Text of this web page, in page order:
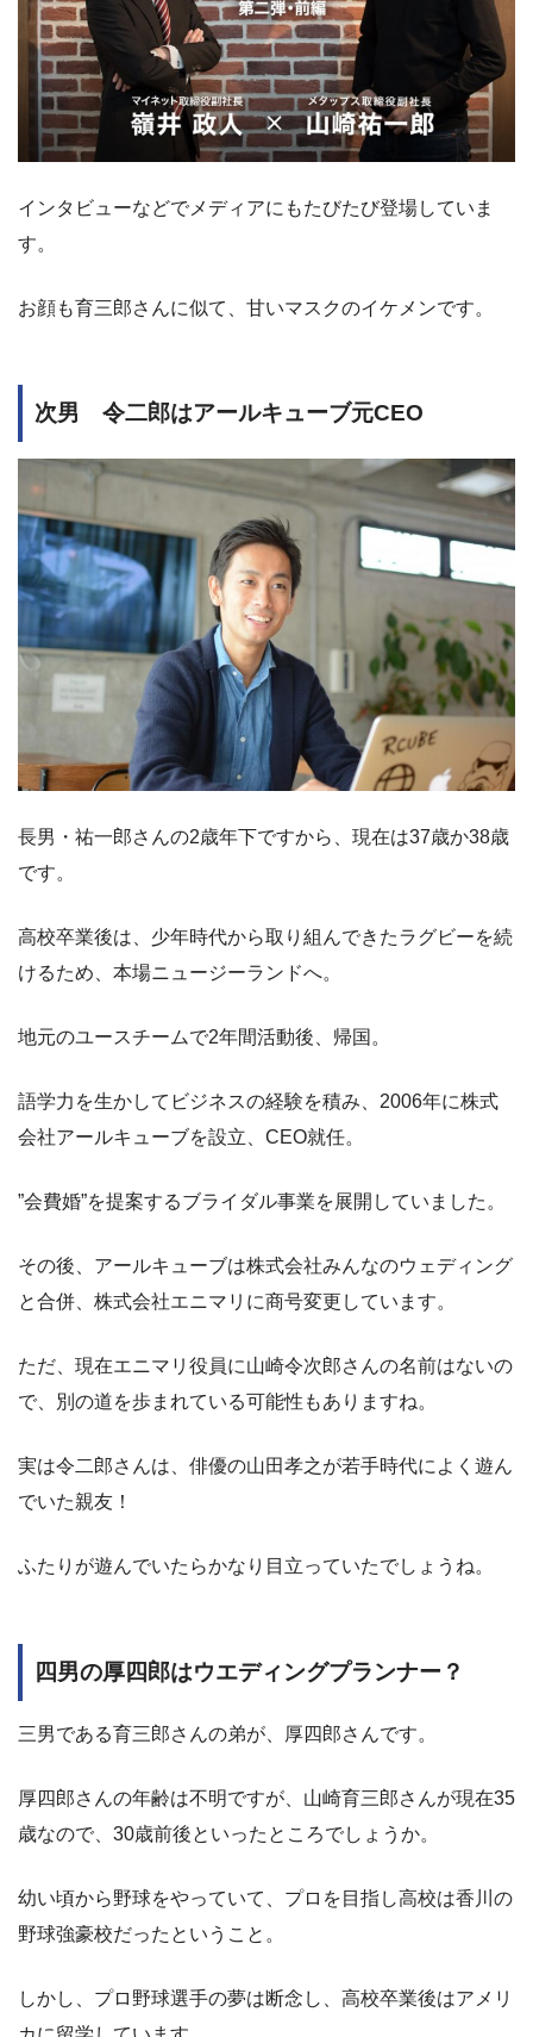
インタビューなどでメディアにもたびたび登場していま
す。
お顔も育三郎さんに似て、甘いマスクのイケメンです。
次男 令二郎はアールキューブ元CEO
長男・祐一郎さんの2歳年下ですから、現在は37歳か38歳
です。
高校卒業後は、少年時代から取り組んできたラグビーを続
けるため、本場ニュージーランドへ。
地元のユースチームで2年間活動後、帰国。
語学力を生かしてビジネスの経験を積み、2006年に株式
会社アールキューブを設立、CEO就任。
”会費婚”を提案するブライダル事業を展開していました。
その後、アールキューブは株式会社みんなのウェディング
と合併、株式会社エニマリに商号変更しています。
ただ、現在エニマリ役員に山崎令次郎さんの名前はないの
で、別の道を歩まれている可能性もありますね。
実は令二郎さんは、俳優の山田孝之が若手時代によく遊ん
でいた親友！
ふたりが遊んでいたらかなり目立っていたでしょうね。
四男の厚四郎はウエディングプランナー？
三男である育三郎さんの弟が、厚四郎さんです。
厚四郎さんの年齢は不明ですが、山崎育三郎さんが現在35
歳なので、30歳前後といったところでしょうか。
幼い頃から野球をやっていて、プロを目指し高校は香川の
野球強豪校だったということ。
しかし、プロ野球選手の夢は断念し、高校卒業後はアメリ